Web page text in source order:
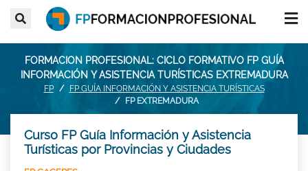
FORMACION PROFESIONAL: CICLO FORMATIVO FP GUÍA
INFORMACIÓN Y ASISTENCIA TURÍSTICAS EXTREMADURA
FP
FP GUÍA INFORMACIÓN Y ASISTENCIA TURÍSTICAS
FP EXTREMADURA
Curso FP Guía Información y Asistencia
Turísticas por Provincias y Ciudades